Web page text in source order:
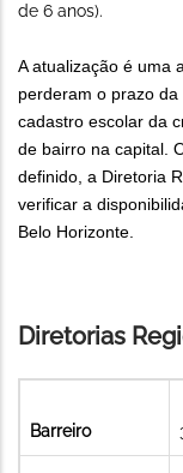
de 6 anos).
A atualização é uma
perderam o prazo
cadastro escolar da
de bairro na capital.
definido, a Diretoria
verificar a
Belo Horizonte.
Diretorias
Barreiro